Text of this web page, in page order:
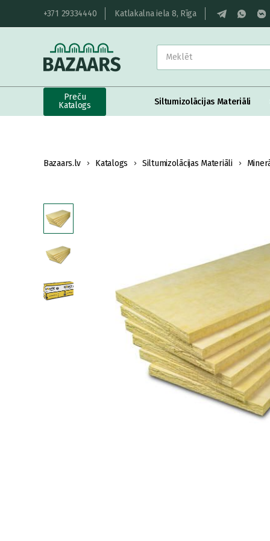
+371 29334440 Katlakalna iela 8, Rīga
Preču
Katalogs
Siltumizolācijas Materiāli
Bazaars.lv Katalogs Siltumizolācijas Materiāli